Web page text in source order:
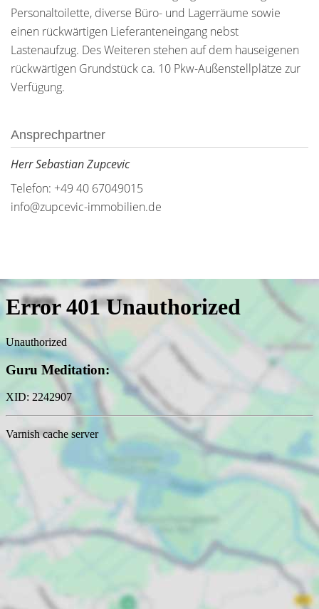
Personaltoilette, diverse Büro- und Lagerräume sowie
einen rückwärtigen Lieferanteneingang nebst
Lastenaufzug. Des Weiteren stehen auf dem hauseigenen
rückwärtigen Grundstück ca. 10 Pkw-Außenstellplätze zur
Verfügung.
Ansprechpartner
Herr Sebastian Zupcevic
Telefon: +49 40 67049015
info@zupcevic-immobilien.de